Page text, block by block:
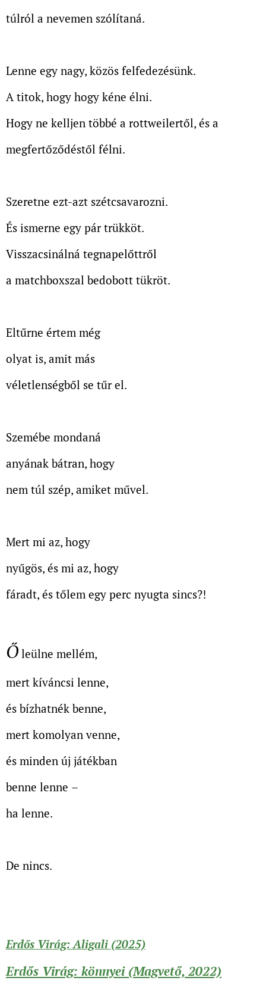
túlról a nevemen szólítaná.
Lenne egy nagy, közös felfedezésünk.
A titok, hogy hogy kéne élni.
Hogy ne kelljen többé a rottweilertől, és a
megfertőződéstől félni.
Szeretne ezt-azt szétcsavarozni.
És ismerne egy pár trükköt.
Visszacsinálná tegnapelőttről
a matchboxszal bedobott tükröt.
Eltűrne értem még
olyat is, amit más
véletlenségből se tűr el.
Szemébe mondaná
anyának bátran, hogy
nem túl szép, amiket művel.
Mert mi az, hogy
nyűgös, és mi az, hogy
fáradt, és tőlem egy perc nyugta sincs?!
Ő leülne mellém,
mert kíváncsi lenne,
és bízhatnék benne,
mert komolyan venne,
és minden új játékban
benne lenne –
ha lenne.
De nincs.
Erdős Virág: Aligali (2025)
Erdős Virág: könnyei (Magvető, 2022)